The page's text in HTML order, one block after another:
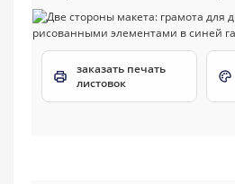
заказать печать
листовок